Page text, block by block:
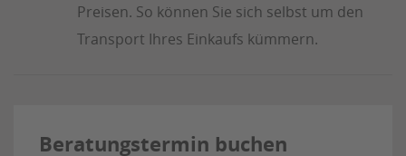
Preisen. So können Sie sich selbst um den
Transport Ihres Einkaufs kümmern.
Beratungstermin buchen